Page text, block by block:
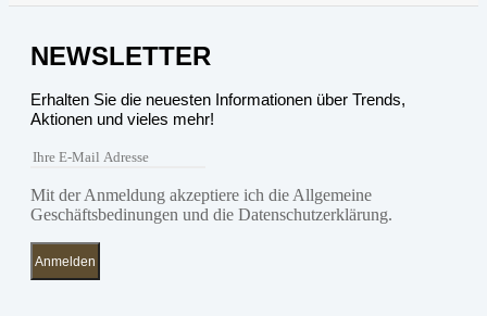
NEWSLETTER
Erhalten Sie die neuesten Informationen über Trends,
Aktionen und vieles mehr!
Mit der Anmeldung akzeptiere ich die Allgemeine
Geschäftsbedinungen und die Datenschutzerklärung.
Anmelden